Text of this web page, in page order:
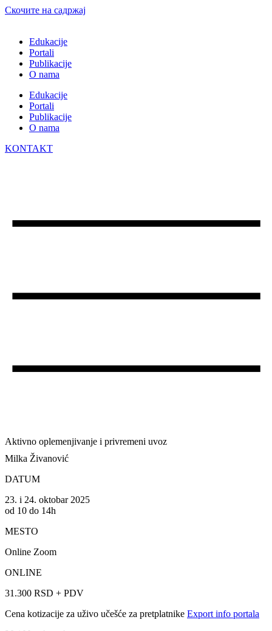
Скочите на садржај
Edukacije
Portali
Publikacije
O nama
Edukacije
Portali
Publikacije
O nama
KONTAKT
Aktivno oplemenjivanje i privremeni uvoz
Milka Živanović
DATUM
23. i 24. oktobar 2025
od 10 do 14h
MESTO
Online Zoom
ONLINE
31.300 RSD + PDV
Cena kotizacije za uživo učešće za pretplatnike Export info portala